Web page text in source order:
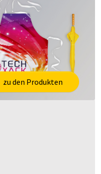
zu den Produkten